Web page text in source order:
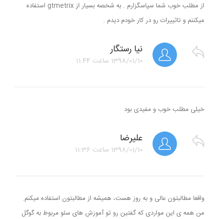
از مطلب خوب شما سپاسگزارم . به شخصه بسیار از gtmetrix استفاده
میکننم و تاثییرات رو در کار خودم دیدم .
نیا رستگار
1398/01/10 ساعت 11:44
خیلی مطلب خوب و مفیدی بود
علیرضا
1398/01/10 ساعت 11:36
واقعا مطالبتون عالی و به روز هست، همیشه از مطالبتون استفاده میکنم.
من همه ی این مواردی که گفتین رو تو آموزش های سئو مربوط به گوگل